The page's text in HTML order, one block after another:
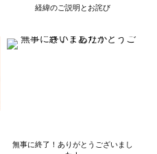
経緯のご説明とお詫び
無事に終了！ありがとうございまし